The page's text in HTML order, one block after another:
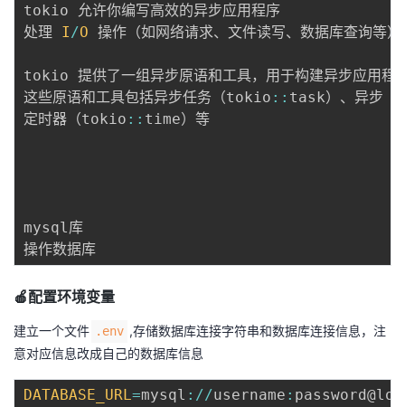
tokio 允许你编写高效的异步应用程序
处理 I/O 操作（如网络请求、文件读写、数据库查询等
tokio 提供了一组异步原语和工具，用于构建异步应用程
这些原语和工具包括异步任务（tokio : : task）、异步
定时器（tokio : : time）等
mysql库
🍎配置环境变量
建立一个文件 .env ,存储数据库连接字符串和数据库连接信息，注
意对应信息改成自己的数据库信息
DATABASE_URL=mysql : //username :